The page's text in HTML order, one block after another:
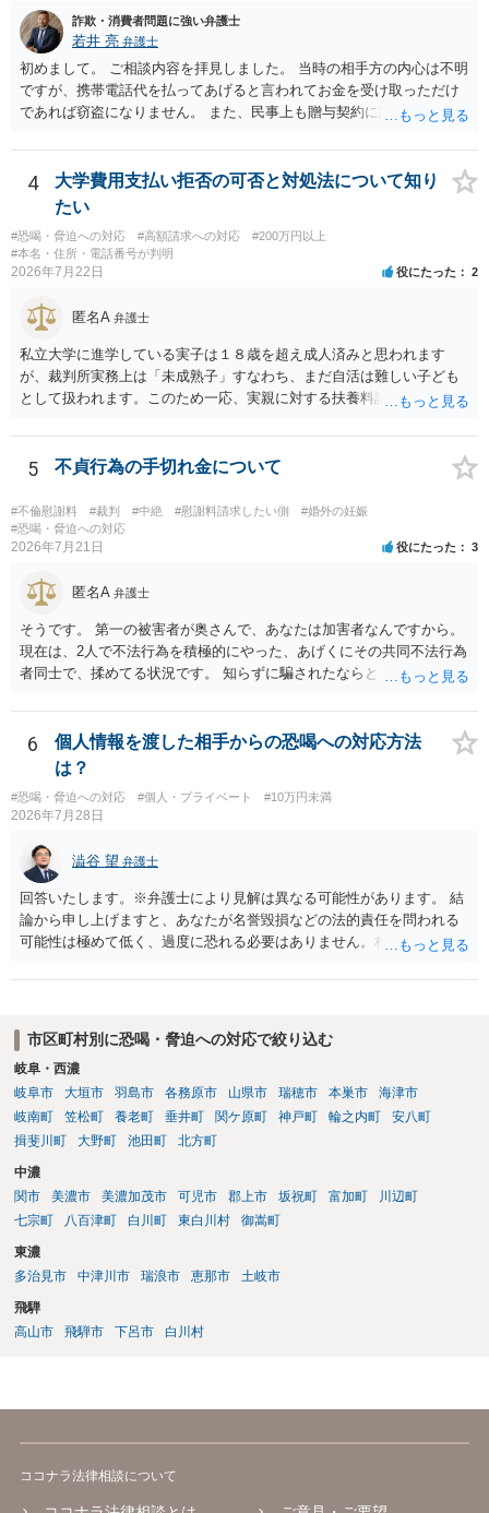
能です。
詐欺・消費者問題に強い弁護士
若井 亮 弁護士
初めまして。 ご相談内容を拝見しました。 当時の相手方の内心は不明
ですが、携帯電話代を払ってあげると言われてお金を受け取っただけ
であれば窃盗になりません。 また、民事上も贈与契約に該当すると思
ず、可能であればブロックをするようにしてください。 ご不安であれ
ば、最寄りの警察署に相談をしても良いかもしれません。 以上、ご参
考になれば幸いです。
4
大学費用支払い拒否の可否と対処法について知り
たい
#恐喝・脅迫への対応 #高額請求への対応
#200万円以上
#本名・住所・電話番号が判明
2026年7月22日 役にたった 2
匿名A 弁護士
私立大学に進学している実子は１８歳を超え成人済みと思われます
が、裁判所実務上は「未成熟子」すなわち、まだ自活は難しい子ども
として扱われます。このため一応、実親に対する扶養料請求として法
者宛に養育費を支払っており、当該養育費は実子の進学費用の趣旨も
一部含まれています。また、私立大学進学について貴殿が了解したわ
だとしても学費の請求が裁判所によって強制される可能性は低いとい
えます。 以上整理したとおり、貴殿の事情を説明し支払えないと実子
に伝えるのが良い対処法と思います。
5 不貞行為の手切れ金について
#不倫慰謝料 #裁判 #中絶 #慰謝料請求したい側
#婚外の妊娠
#恐喝・脅迫への対応
2026年7月21日 役にたった 3
匿名A 弁護士
そうです。 第一の被害者が奥さんで、あなたは加害者なんですから。
現在は、2人で不法行為を積極的にやった、あげくにその共同不法行為
者同士で、揉めてる状況です。 知らずに騙されたならともか
というだけですから。
6
個人情報を渡した相手からの恐喝への対応方法
は？
#恐喝・脅迫への対応 #個人・プライベート #10万円未満
2026年7月28日
澁谷 望 弁護士
回答いたします。※弁護士により見解は異なる可能性があります。 結
論から申し上げますと、あなたが名誉毀損などの法的責任を問われる
可能性は極めて低く、過度に恐れる必要はありません。相手の行為こ
は警察の介入を恐れて逃げた可能性が高いと考えられます。 今後の具
取りで「詐欺か」と聞いただけで名誉毀損は成立しません） ・マイナ
ンバー総合フリーダイヤルへ連絡し、カードの一時停止と再発行手続
きを行う ・万が一に備え、会社には「個人情報を悪用されたトラブル
に巻き込まれた」と事前伝えておく すでに警察へ相談済みとのことで
すので、今後別のアカウントから連絡が来ても一切応じず、警察へ追
加の報告を行ってください。
市区町村別に恐喝・脅迫への対応で絞り込む
岐阜・西濃
岐阜市
大垣市 羽島市 各務原市 山県市 瑞穂市 本巣市
海津市
岐南町
笠松町 養老町 垂井町 関ケ原町 神戸町 輪之内町
安八町
揖斐川町
大野町 池田町 北方町
中濃
関市
美濃市 美濃加茂市 可児市 郡上市 坂祝町 富加町
川辺町
七宗町
八百津町 白川町 東白川村 御嵩町
東濃
多治見市
中津川市 瑞浪市 恵那市 土岐市
飛騨
高山市
飛騨市 下呂市 白川村
ココナラ法律相談について